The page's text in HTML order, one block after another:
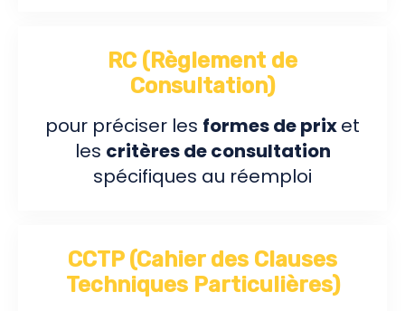
RC (Règlement de
Consultation)
pour préciser les formes de prixet
les critères de consultation
spécifiques au réemploi
CCTP (Cahier des Clauses
Techniques Particulières)